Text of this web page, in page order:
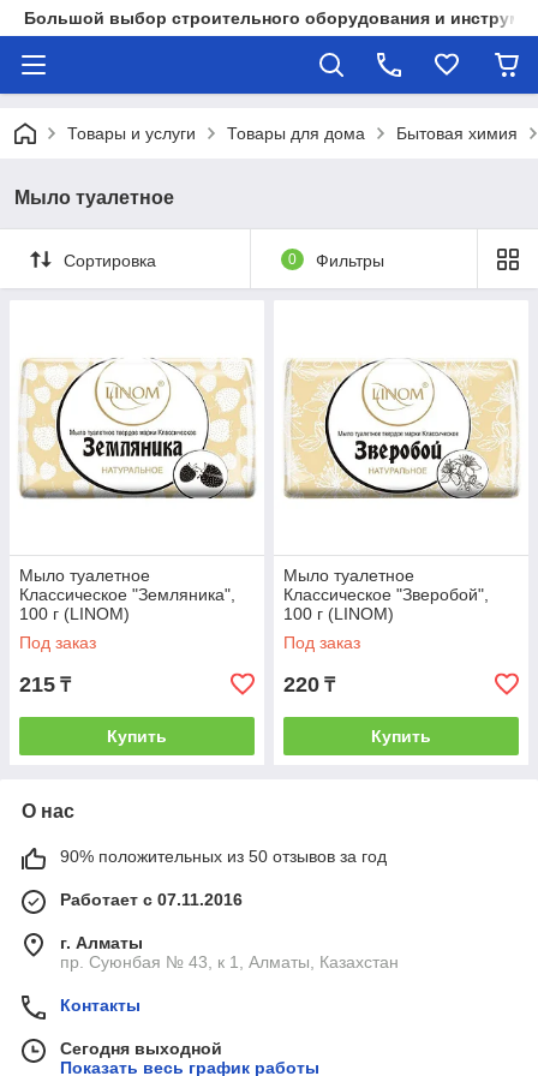
Большой выбор строительного оборудования и
Товары и услуги Товары для дома Бытовая химия
Мыло туалетное
Сортировка 0 Фильтры
Мыло туалетное
Классическое "Земляника",
100 г (LINOM)
(4814183004795)
Под заказ
215 ₸
Купить
Мыло туалетное
Классическое "Зверобой",
100 г (LINOM)
(4814183004849)
Под заказ
220 ₸
Купить
О нас
90% положительных из 50 отзывов за год
Работает с 07.11.2016
г. Алматы
пр. Суюнбая № 43, к 1, Алматы, Казахстан
Контакты
Сегодня выходной
Показать весь график работы